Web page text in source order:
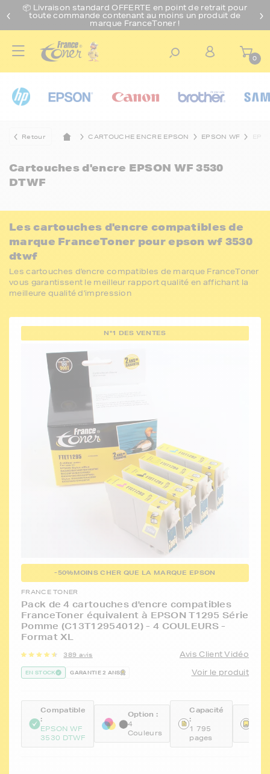
📦 Livraison standard OFFERTE en point de retrait pour
toute commande contenant au moins un produit de
marque FranceToner !
0
Retour CARTOUCHE ENCRE EPSON EPSON WF
Cartouches d'encre EPSON WF 3530
DTWF
Les cartouches d'encre compatibles de
marque FranceToner pour epson wf 3530
dtwf
Les cartouches d'encre compatibles de marque FranceToner
vous garantissent le meilleur rapport qualité en affichant la
meilleure qualité d'impression
N°1 DES VENTES
-50%MOINS CHER QUE LA MARQUE EPSON
FRANCE TONER
Pack de 4 cartouches d'encre compatibles
FranceToner équivalent à EPSON T1295 Série
Pomme (C13T12954012) - 4 COULEURS -
Format XL
389 avis Avis Client Vidéo
EN STOCK GARANTIE 2 ANS Voir le produit
Compatible
:
EPSON WF
3530 DTWF
Option :
4
Couleurs
Capacité
:
1 795
pages